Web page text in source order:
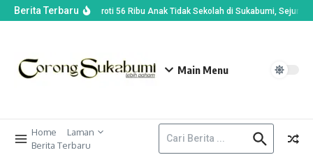
Berita Terbaru
Wamendikdasmen Soroti 56 Ribu Anak Tidak Sekolah di Sukabumi,
Main Menu
Home
Laman
Berita Terbaru